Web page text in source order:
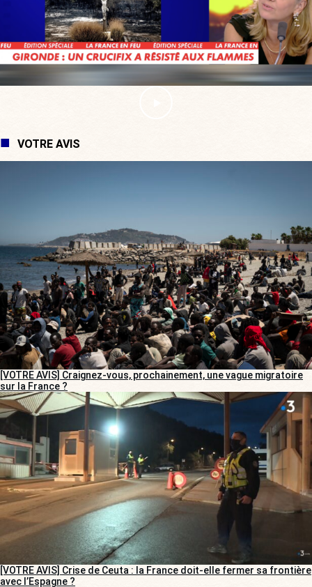
VOTRE AVIS
[VOTRE AVIS] Craignez-vous, prochainement, une vague migratoire
sur la France ?
[VOTRE AVIS] Crise de Ceuta : la France doit-elle fermer sa frontière
avec l’Espagne ?